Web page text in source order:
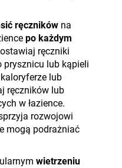
ręczników na
po każdym
ręczniki
prysznicu lub kąpieli
lub
ręczników lub
w łazience.
rozwojowi
mogą podrażniać
wietrzeniu